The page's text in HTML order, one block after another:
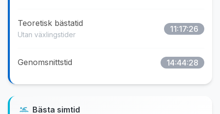
Teoretisk bästatid
Utan växlingstider
11:17:26
Genomsnittstid 14:44:28
Bästa simtid